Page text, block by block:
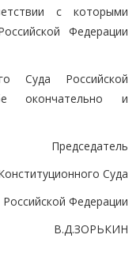
с которыми
Федерации
Суда Российской
окончательно и
Председатель
Суда
Российской Федерации
В.Д.ЗОРЬКИН